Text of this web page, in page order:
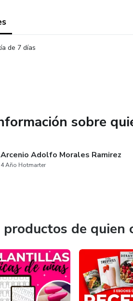
de 7 días
sobre
Arcenio Adolfo Morales Ramirez
4 Año Hotmarter
de quien